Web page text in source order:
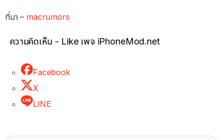
ที่มา – macrumors
ความคิดเห็น - Like เพจ iPhoneMod.net
Facebook
X
LINE